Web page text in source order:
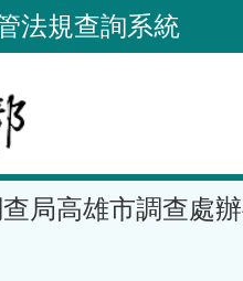
法規查詢系統
局高雄市調查處